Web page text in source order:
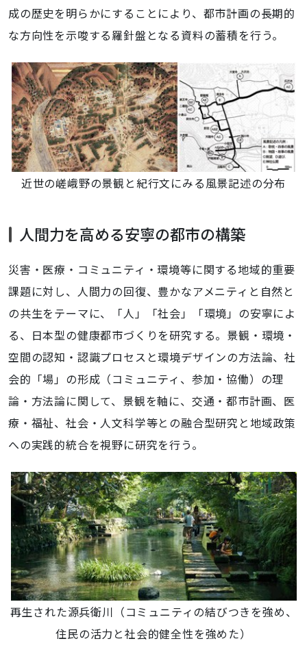
成の歴史を明らかにすることにより、都市計画の長期的
な方向性を示唆する羅針盤となる資料の蓄積を行う。
近世の嵯峨野の景観と紀行文にみる風景記述の分布
人間力を高める安寧の都市の構築
災害・医療・コミュニティ・環境等に関する地域的重要
課題に対し、人間力の回復、豊かなアメニティと自然と
の共生をテーマに、「人」「社会」「環境」の安寧によ
る、日本型の健康都市づくりを研究する。景観・環境・
空間の認知・認識プロセスと環境デザインの方法論、社
会的「場」の形成（コミュニティ、参加・協働）の理
論・方法論に関して、景観を軸に、交通・都市計画、医
療・福祉、社会・人文科学等との融合型研究と地域政策
への実践的統合を視野に研究を行う。
再生された源兵衛川（コミュニティの結びつきを強め、
住民の活力と社会的健全性を強めた）